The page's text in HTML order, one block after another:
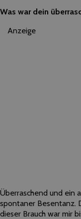
Was war dein
Anzeige
Überraschend und ein
spontaner Besentanz.
dieser Brauch war mir